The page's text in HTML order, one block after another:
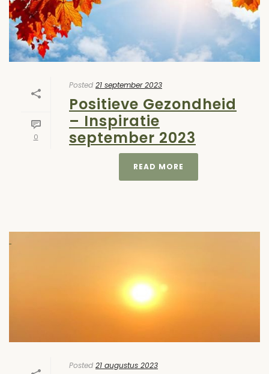
0
Posted 21 september 2023
Positieve Gezondheid
– Inspiratie
september 2023
READ MORE
Posted 21 augustus 2023